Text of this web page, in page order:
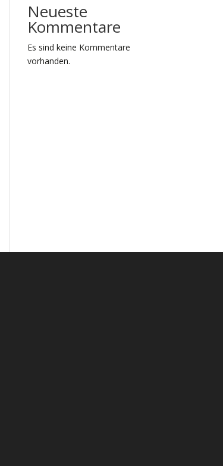
Neueste
Kommentare
Es sind keine Kommentare
vorhanden.